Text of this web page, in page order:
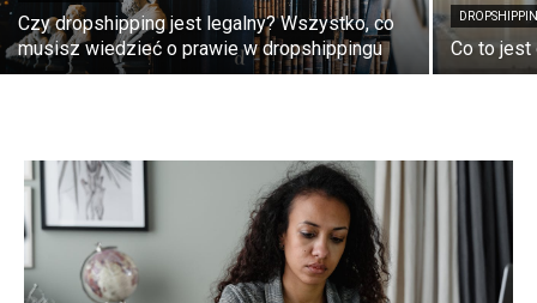
Czy dropshipping jest legalny? Wszystko, co
musisz wiedzieć o prawie w dropshippingu
Co to jest